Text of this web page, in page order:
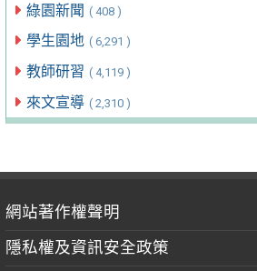
綠園新聞 ( 408 )
學生園地 ( 6,291 )
教師研習 ( 4,119 )
來文宣導 ( 2,310 )
網站著作權聲明
隱私權及資訊安全政策